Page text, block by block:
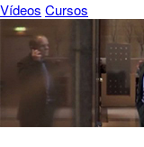
Vídeos Cursos